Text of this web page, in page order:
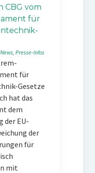
CBG vom
für
News, Presse-Infos
für
Gesetze
hat das
dem
der EU-
der
für
mit